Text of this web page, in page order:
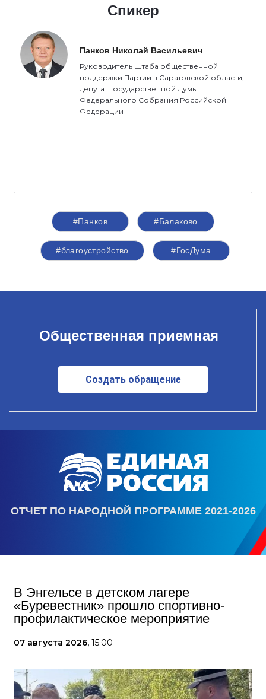
Спикер
Панков Николай Васильевич
Руководитель Штаба общественной
поддержки Партии в Саратовской области,
депутат Государственной Думы
Федерального Собрания Российской
Федерации
#Панков #Балаково
#благоустройство #ГосДума
Общественная приемная
Создать обращение
ОТЧЕТ ПО НАРОДНОЙ ПРОГРАММЕ 2021-2026
В Энгельсе в детском лагере
«Буревестник» прошло спортивно-
профилактическое мероприятие
07 августа 2026, 15:00